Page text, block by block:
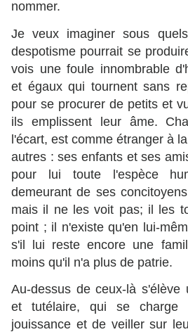
nommer.
Je veux imaginer sous
despotisme pourrait se
vois une foule innombrable
et égaux qui tournent sans
pour se procurer de petits et
ils emplissent leur âme.
l'écart, est comme étranger à
autres : ses enfants et ses
pour lui toute l'espèce
demeurant de ses
mais il ne les voit pas; il les
point ; il n'existe qu'en lui-
s'il lui reste encore une
moins qu'il n'a plus de patrie.
Au-dessus de ceux-là s'élève
et tutélaire, qui se charge
jouissance et de veiller sur